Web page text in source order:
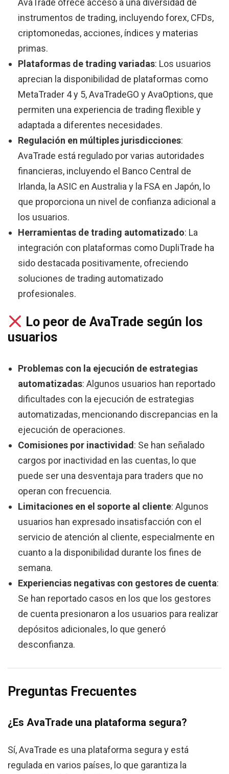
AvaTrade ofrece acceso a una diversidad de
instrumentos de trading, incluyendo forex, CFDs,
criptomonedas, acciones, índices y materias
primas.
Plataformas de trading variadas: Los usuarios
aprecian la disponibilidad de plataformas como
MetaTrader 4 y 5, AvaTradeGO y AvaOptions, que
permiten una experiencia de trading flexible y
adaptada a diferentes necesidades.
Regulación en múltiples jurisdicciones:
AvaTrade está regulado por varias autoridades
financieras, incluyendo el Banco Central de
Irlanda, la ASIC en Australia y la FSA en Japón, lo
que proporciona un nivel de confianza adicional a
los usuarios.
Herramientas de trading automatizado: La
integración con plataformas como DupliTrade ha
sido destacada positivamente, ofreciendo
soluciones de trading automatizado
profesionales.
Lo peor de AvaTrade según los
usuarios
Problemas con la ejecución de estrategias
automatizadas: Algunos usuarios han reportado
dificultades con la ejecución de estrategias
automatizadas, mencionando discrepancias en la
ejecución de operaciones.
Comisiones por inactividad : Se han señalado
cargos por inactividad en las cuentas, lo que
puede ser una desventaja para traders que no
operan con frecuencia.
Limitaciones en el soporte al cliente: Algunos
usuarios han expresado insatisfacción con el
servicio de atención al cliente, especialmente en
cuanto a la disponibilidad durante los fines de
semana.
Experiencias negativas con gestores de cuenta:
Se han reportado casos en los que los gestores
de cuenta presionaron a los usuarios para realizar
depósitos adicionales, lo que generó
desconfianza.
Preguntas Frecuentes
¿Es AvaTrade una plataforma segura?
Sí, AvaTrade es una plataforma segura y está
regulada en varios países, lo que garantiza la